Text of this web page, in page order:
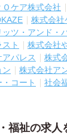
Ｏケア株式会社
株式会社
ツ・アンド・
ト 株式会社
パレス
株式
ン
株式会社ア
コート
社会
福祉の求人